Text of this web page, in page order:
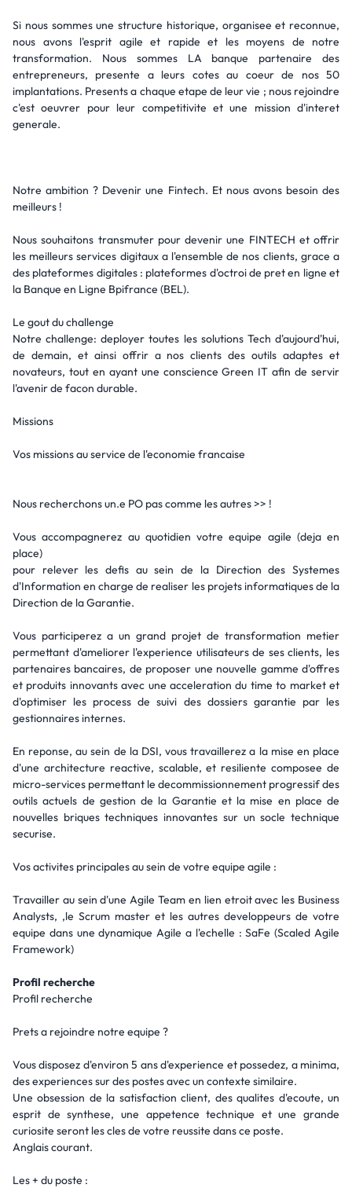
Si nous sommes une structure historique, organisee et reconnue,
nous avons l'esprit agile et rapide et les moyens de notre
transformation. Nous sommes LA banque partenaire des
entrepreneurs, presente a leurs cotes au coeur de nos 50
implantations. Presents a chaque etape de leur vie ; nous rejoindre
c'est oeuvrer pour leur competitivite et une mission d'interet
generale.
Notre ambition ? Devenir une Fintech. Et nous avons besoin des
meilleurs !
Nous souhaitons transmuter pour devenir une FINTECH et offrir
les meilleurs services digitaux a l'ensemble de nos clients, grace a
des plateformes digitales : plateformes d'octroi de pret en ligne et
la Banque en Ligne Bpifrance (BEL).
Le gout du challenge
Notre challenge: deployer toutes les solutions Tech d'aujourd'hui,
de demain, et ainsi offrir a nos clients des outils adaptes et
novateurs, tout en ayant une conscience Green IT afin de servir
l'avenir de facon durable.
Missions
Vos missions au service de l'economie francaise
Nous recherchons un.e PO pas comme les autres >> !
Vous accompagnerez au quotidien votre equipe agile (deja en
place)
pour relever les defis au sein de la Direction des Systemes
d'Information en charge de realiser les projets informatiques de la
Direction de la Garantie.
Vous participerez a un grand projet de transformation metier
permettant d'ameliorer l'experience utilisateurs de ses clients, les
partenaires bancaires, de proposer une nouvelle gamme d'offres
et produits innovants avec une acceleration du time to market et
d'optimiser les process de suivi des dossiers garantie par les
gestionnaires internes.
En reponse, au sein de la DSI, vous travaillerez a la mise en place
d'une architecture reactive, scalable, et resiliente composee de
micro-services permettant le decommissionnement progressif des
outils actuels de gestion de la Garantie et la mise en place de
nouvelles briques techniques innovantes sur un socle technique
securise.
Vos activites principales au sein de votre equipe agile :
Travailler au sein d'une Agile Team en lien etroit avec les Business
Analysts, ,le Scrum master et les autres developpeurs de votre
equipe dans une dynamique Agile a l'echelle : SaFe (Scaled Agile
Framework)
Profil recherche
Profil recherche
Prets a rejoindre notre equipe ?
Vous disposez d'environ 5 ans d'experience et possedez, a minima,
des experiences sur des postes avec un contexte similaire.
Une obsession de la satisfaction client, des qualites d'ecoute, un
esprit de synthese, une appetence technique et une grande
curiosite seront les cles de votre reussite dans ce poste.
Anglais courant.
Les + du poste :